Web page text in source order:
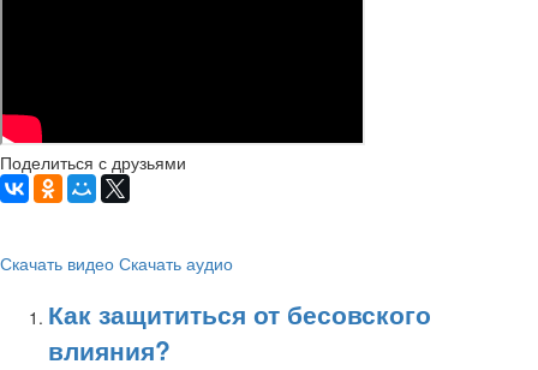
Поделиться с друзьями
Скачать видео Скачать аудио
Как защититься от бесовского
влияния?